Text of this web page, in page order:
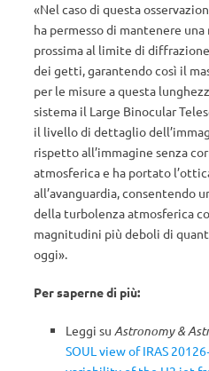
«Nel caso di questa
ha permesso di mantenere
prossima al limite di
dei getti, garantendo così il
per le misure a questa
sistema il Large Binocular
il livello di dettaglio
rispetto all’immagine senza
atmosferica e ha portato
all’avanguardia, consentendo
della turbolenza atmosferica
magnitudini più deboli di
oggi».
Per saperne di più:
Leggi su Astronomy &
SOUL view of IRAS